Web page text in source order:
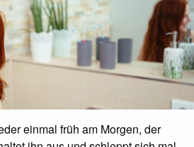
einmal früh am Morgen, der